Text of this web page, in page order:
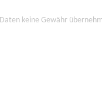
keine Gewähr